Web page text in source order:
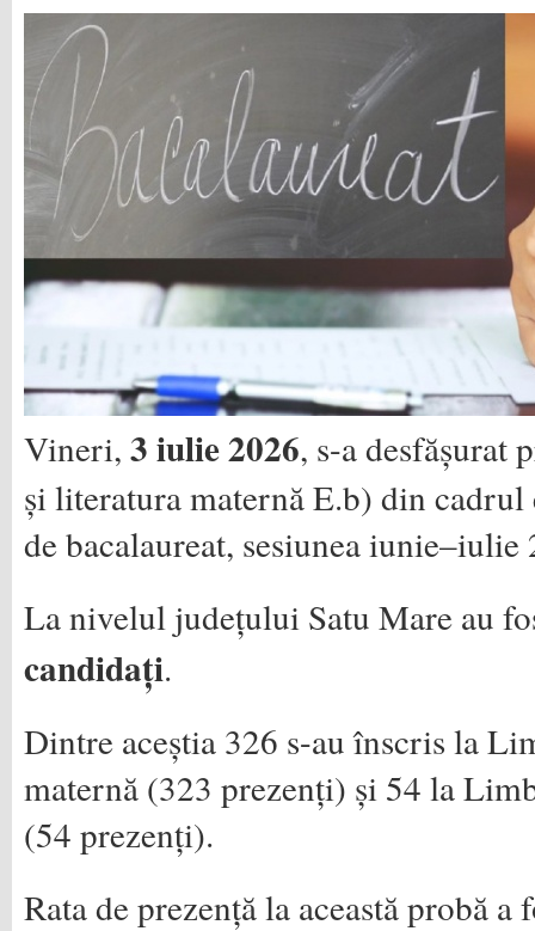
Vineri, 3 iulie 2026, s-a desfășurat
și literatura maternă E.b) din
de bacalaureat, sesiunea iunie–iulie
La nivelul județului Satu Mare au
candidați.
Dintre aceștia 326 s-au înscris la
maternă (323 prezenți) și 54 la
(54 prezenți).
Rata de prezență la această probă a